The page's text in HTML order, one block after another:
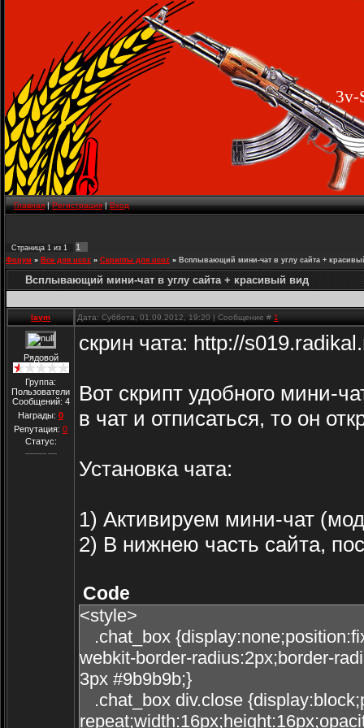
3v-
Главная|Регистрация|Вход
Страница 1 из 1 1
Форум » Все для ucoz » Скрипты для ucoz » Всплывающий мини-чат в углу сайта +
Всплывающий мини-чат в углу сайта + красивый вид
laym Дата: Суббота, 01.09.2012, 19:20 | Сообщение # 1
Рядовой
Группа:
Пользователи
Сообщений: 4
Награды: 0
Репутация: 0
Статус:
скрин чата: http://
Вот скрипт удобного мини-
в чат и отписаться, то он
Установка чата:
1) Активируем мини-чат
2) В нижнею часть сайта,
Code
<style>
.chat_box
webkit-border-radius:2px;border-
3px #9b9b9b;}
.chat_box div.close